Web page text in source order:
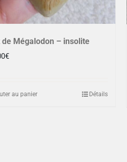
de Mégalodon – insolite
€
au panier Détails